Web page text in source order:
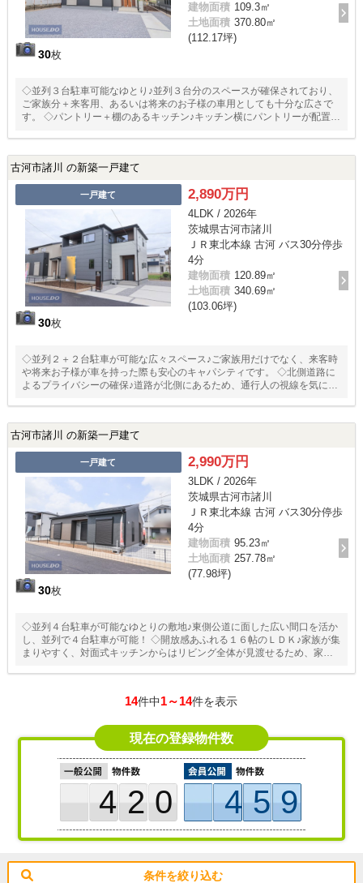
30枚
建物面積 109.3㎡
土地面積 370.80㎡
(112.17坪)
◇並列３台駐車可能なゆとり♪並列３台分のスペースが確保されており、
ご家族分＋来客用、あるいは将来のお子様の車用としても十分な広さで
す。 ◇パントリー＋棚のあるキッチン♪キッチン横にパントリーが配置さ
「洋風和室」♪来客時の客間として、またお子様の昼寝スペースとしても
ピッタリです。
古河市諸川 の新築一戸建て
一戸建て
30枚
2,890万円
4LDK / 2026年
茨城県古河市諸川
ＪＲ東北本線 古河 バス30分停歩
4分
建物面積 120.89㎡
土地面積 340.69㎡
(103.06坪)
◇並列２＋２台駐車が可能な広々スペース♪ご家族用だけでなく、来客時
や将来お子様が車を持った際も安心のキャパシティです。 ◇北側道路に
よるプライバシーの確保♪道路が北側にあるため、通行人の視線を気にせ
ーがあり、食材のストックに便利です。また、玄関の土間収納や廊下収
納など、適材適所に配置されています。
古河市諸川 の新築一戸建て
一戸建て
30枚
2,990万円
3LDK / 2026年
茨城県古河市諸川
ＪＲ東北本線 古河 バス30分停歩
4分
建物面積 95.23㎡
土地面積 257.78㎡
(77.98坪)
◇並列４台駐車が可能なゆとりの敷地♪東側公道に面した広い間口を活か
し、並列で４台駐車が可能！ ◇開放感あふれる１６帖のＬＤＫ♪家族が集
まりやすく、対面式キッチンからはリビング全体が見渡せるため、家事
すさ」♪玄関横に土間収納、ベビーカーやアウトドア用品もスッキリ。ま
14件中1～14件を表示
現在の登録物件数
420 459
条件を絞り込む